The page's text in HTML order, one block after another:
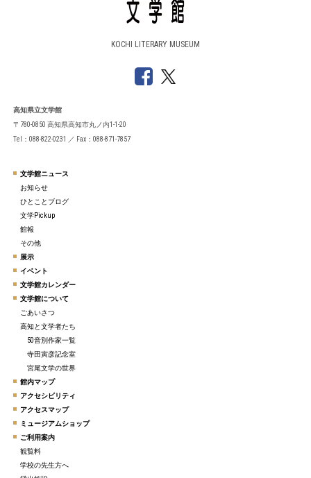
KOCHI LITERARY MUSEUM
高知県立文学館
〒780-0850 高知県高知市丸ノ内1-1-20
Tel：088-822-0231 ／ Fax：088-871-7857
文学館ニュース
お知らせ
ひとことブログ
文学Pickup
館報
その他
展示
イベント
文学館カレンダー
文学館について
ごあいさつ
高知と文学者たち
50音別作家一覧
寺田寅彦記念室
宮尾文学の世界
館内マップ
アクセシビリティ
アクセスマップ
ミュージアムショップ
ご利用案内
観覧料
学校の先生方へ